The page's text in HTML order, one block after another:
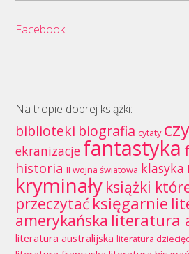
Facebook
Na tropie dobrej książki:
biblioteki biografia cytaty
ekranizacje fantastyka
historia II wojna światowa klasyka
kryminały książki
przeczytaćksięgarnie
amerykańska literatura
literatura australijska literatura